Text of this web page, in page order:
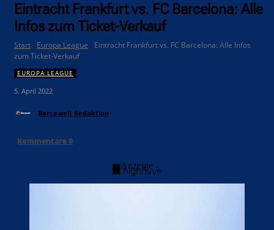
Eintracht Frankfurt vs. FC Barcelona: Alle
Infos zum Ticket-Verkauf
Start Europa League
Eintracht Frankfurt vs. FC Barcelona: Alle Infos
zum Ticket-Verkauf
EUROPA LEAGUE
5. April 2022
Barçawelt Redaktion
Kommentare0
- Anzeige -